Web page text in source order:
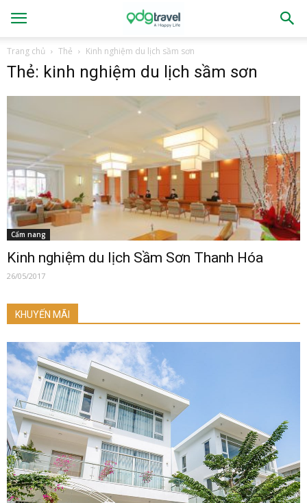
Trang chủ Thẻ Kinh nghiệm du lịch sầm sơn
Thẻ: kinh nghiệm du lịch sầm sơn
Cẩm nang
Kinh nghiệm du lịch Sầm Sơn Thanh Hóa
26/05/2017
KHUYẾN MÃI